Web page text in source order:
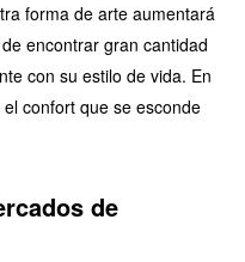
forma de arte aumentará
encontrar gran cantidad
con su estilo de vida. En
confort que se esconde
de